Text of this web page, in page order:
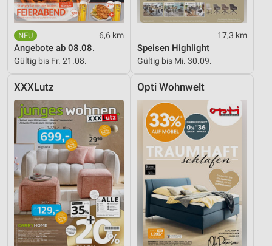
6,6 km
Angebote ab 08.08.
Gültig bis Fr. 21.08.
17,3 km
Speisen Highlight
Gültig bis Mi. 30.09.
XXXLutz Opti Wohnwelt